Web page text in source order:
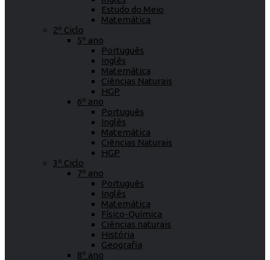
Estudo do Meio
Matemática
2º Ciclo
5º ano
Português
Inglês
Matemática
Ciências Naturais
HGP
6º ano
Português
Inglês
Matemática
Ciências Naturais
HGP
3º Ciclo
7º ano
Português
Inglês
Matemática
Físico-Química
Ciências naturais
História
Geografia
8º ano